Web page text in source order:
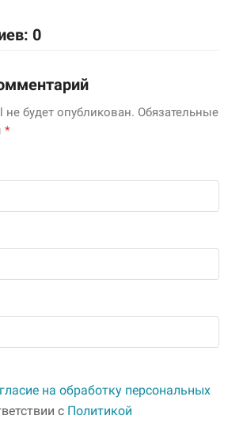
0
не будет опубликован. Обязательные
*
на обработку персональных
с Политикой